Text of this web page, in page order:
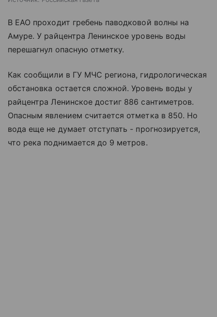
В ЕАО проходит гребень паводковой волны на
Амуре. У райцентра Ленинское уровень воды
перешагнул опасную отметку.
Как сообщили в ГУ МЧС региона, гидрологическая
обстановка остается сложной. Уровень воды у
райцентра Ленинское достиг 886 сантиметров.
Опасным явлением считается отметка в 850. Но
вода еще не думает отступать - прогнозируется,
что река поднимается до 9 метров.